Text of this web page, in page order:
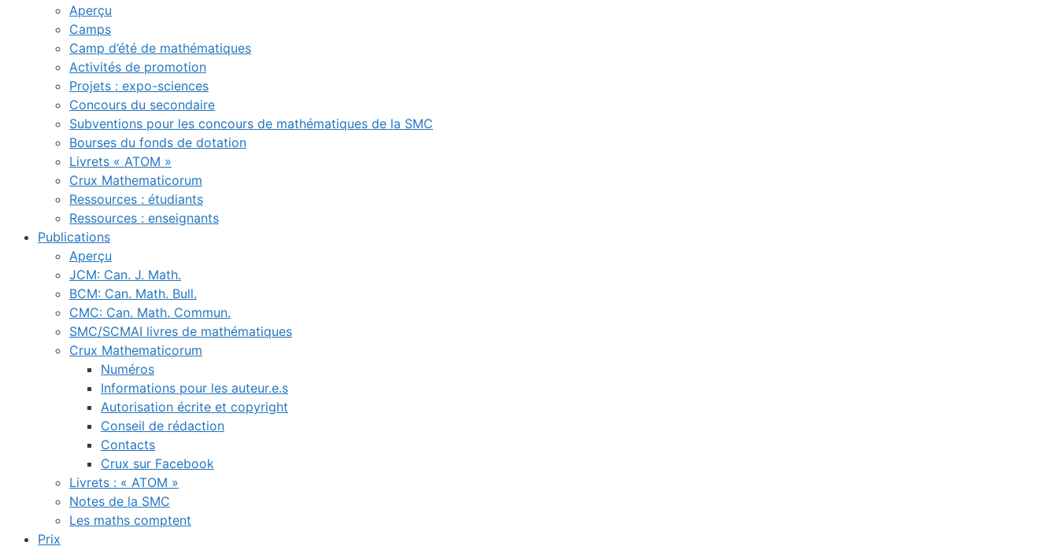
Aperçu
Camps
Camp d’été de mathématiques
Activités de promotion
Projets : expo-sciences
Concours du secondaire
Subventions pour les concours de mathématiques de la SMC
Bourses du fonds de dotation
Livrets « ATOM »
Crux Mathematicorum
Ressources : étudiants
Ressources : enseignants
Publications
Aperçu
JCM: Can. J. Math.
BCM: Can. Math. Bull.
CMC: Can. Math. Commun.
SMC/SCMAI livres de mathématiques
Crux Mathematicorum
Numéros
Informations pour les auteur.e.s
Autorisation écrite et copyright
Conseil de rédaction
Contacts
Crux sur Facebook
Livrets : « ATOM »
Notes de la SMC
Les maths comptent
Prix